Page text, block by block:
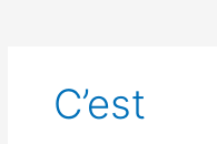
C’est